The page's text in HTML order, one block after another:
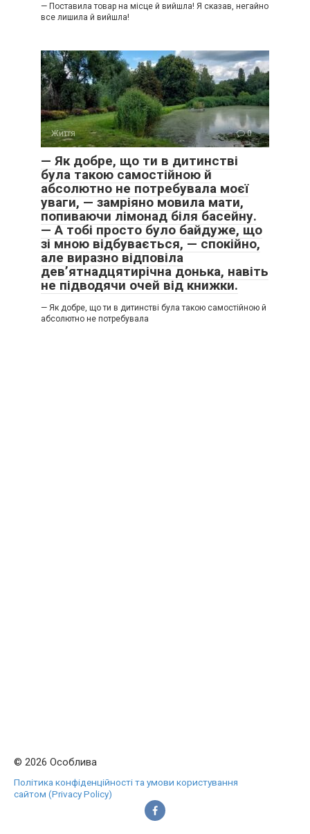
— Поставила товар на місце й вийшла! Я сказав, негайно
все лишила й вийшла!
Життя 0
— Як добре, що ти в дитинстві
була такою самостійною й
абсолютно не потребувала моєї
уваги, — замріяно мовила мати,
попиваючи лімонад біля басейну.
— А тобі просто було байдуже, що
зі мною відбувається, — спокійно,
але виразно відповіла
дев’ятнадцятирічна донька, навіть
не підводячи очей від книжки.
— Як добре, що ти в дитинстві була такою самостійною й
абсолютно не потребувала
© 2026 Особлива
Політика конфіденційності та умови користування
сайтом (Privacy Policy)